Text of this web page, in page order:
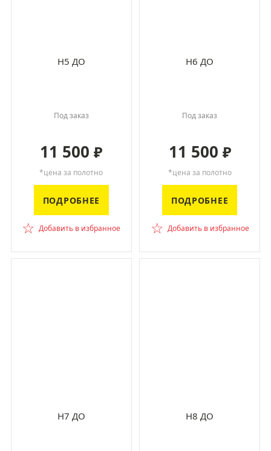
H5 ДО
Под заказ
11 500₽
*цена за полотно
ПОДРОБНЕЕ
☆ Добавить в избранное
H6 ДО
Под заказ
11 500 ₽
*цена за полотно
ПОДРОБНЕЕ
☆ Добавить в избранное
H7 ДО H8 ДО